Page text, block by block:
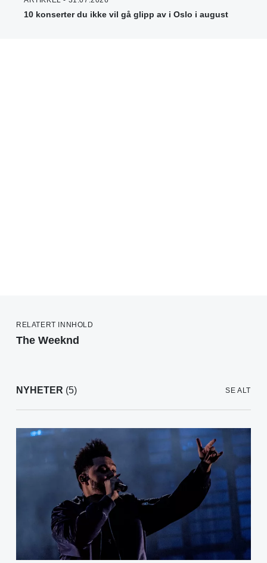
10 konserter du ikke vil gå glipp av i Oslo i august
RELATERT INNHOLD
The Weeknd
NYHETER (5) SE ALT